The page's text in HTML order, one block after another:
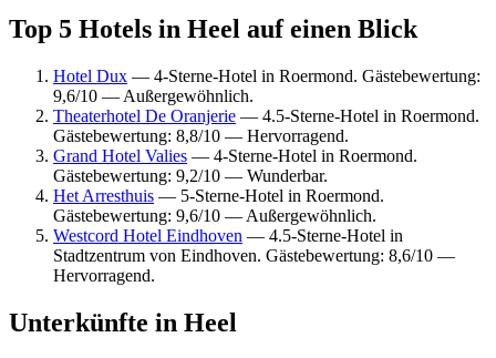
Top 5 Hotels in Heel auf einen Blick
Hotel Dux — 4-Sterne-Hotel in Roermond. Gästebewertung:
9,6/10 — Außergewöhnlich.
Theaterhotel De Oranjerie — 4.5-Sterne-Hotel in Roermond.
Gästebewertung: 8,8/10 — Hervorragend.
Grand Hotel Valies — 4-Sterne-Hotel in Roermond.
Gästebewertung: 9,2/10 — Wunderbar.
Het Arresthuis — 5-Sterne-Hotel in Roermond.
Gästebewertung: 9,6/10 — Außergewöhnlich.
Westcord Hotel Eindhoven — 4.5-Sterne-Hotel in
Stadtzentrum von Eindhoven. Gästebewertung: 8,6/10 —
Hervorragend.
Unterkünfte in Heel